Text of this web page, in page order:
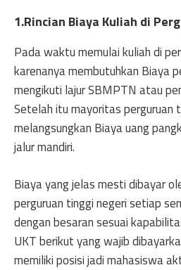
1.Rincian Biaya Kuliah di
Pada waktu memulai kuliah di
karenanya membutuhkan Biaya
mengikuti lajur SBMPTN atau
Setelah itu mayoritas perguruan
melangsungkan Biaya uang
jalur mandiri.
Biaya yang jelas mesti dibayar
perguruan tinggi negeri setiap
dengan besaran sesuai
UKT berikut yang wajib
memiliki posisi jadi mahasiswa